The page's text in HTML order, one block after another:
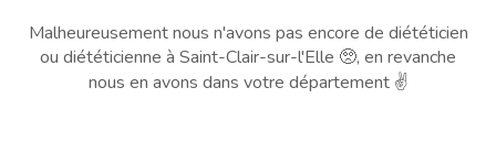
Malheureusement nous n'avons pas encore de diététicien
ou diététicienne à Saint-Clair-sur-l'Elle 🥺, en revanche
nous en avons dans votre département ✌️